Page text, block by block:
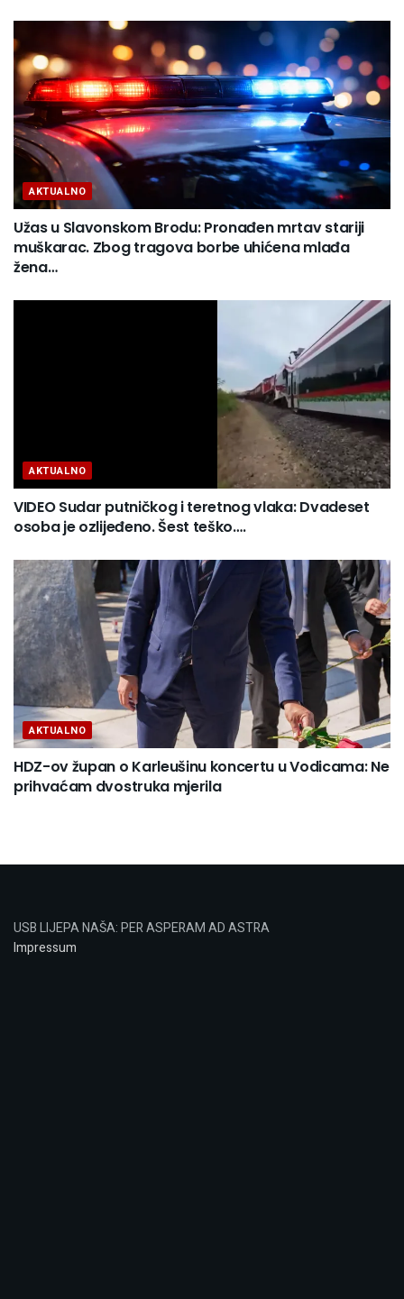
AKTUALNO
Užas u Slavonskom Brodu: Pronađen mrtav stariji
muškarac. Zbog tragova borbe uhićena mlađa
žena…
AKTUALNO
VIDEO Sudar putničkog i teretnog vlaka: Dvadeset
osoba je ozlijeđeno. Šest teško….
AKTUALNO
HDZ-ov župan o Karleušinu koncertu u Vodicama: Ne
prihvaćam dvostruka mjerila
USB LIJEPA NAŠA: PER ASPERAM AD ASTRA
Impressum